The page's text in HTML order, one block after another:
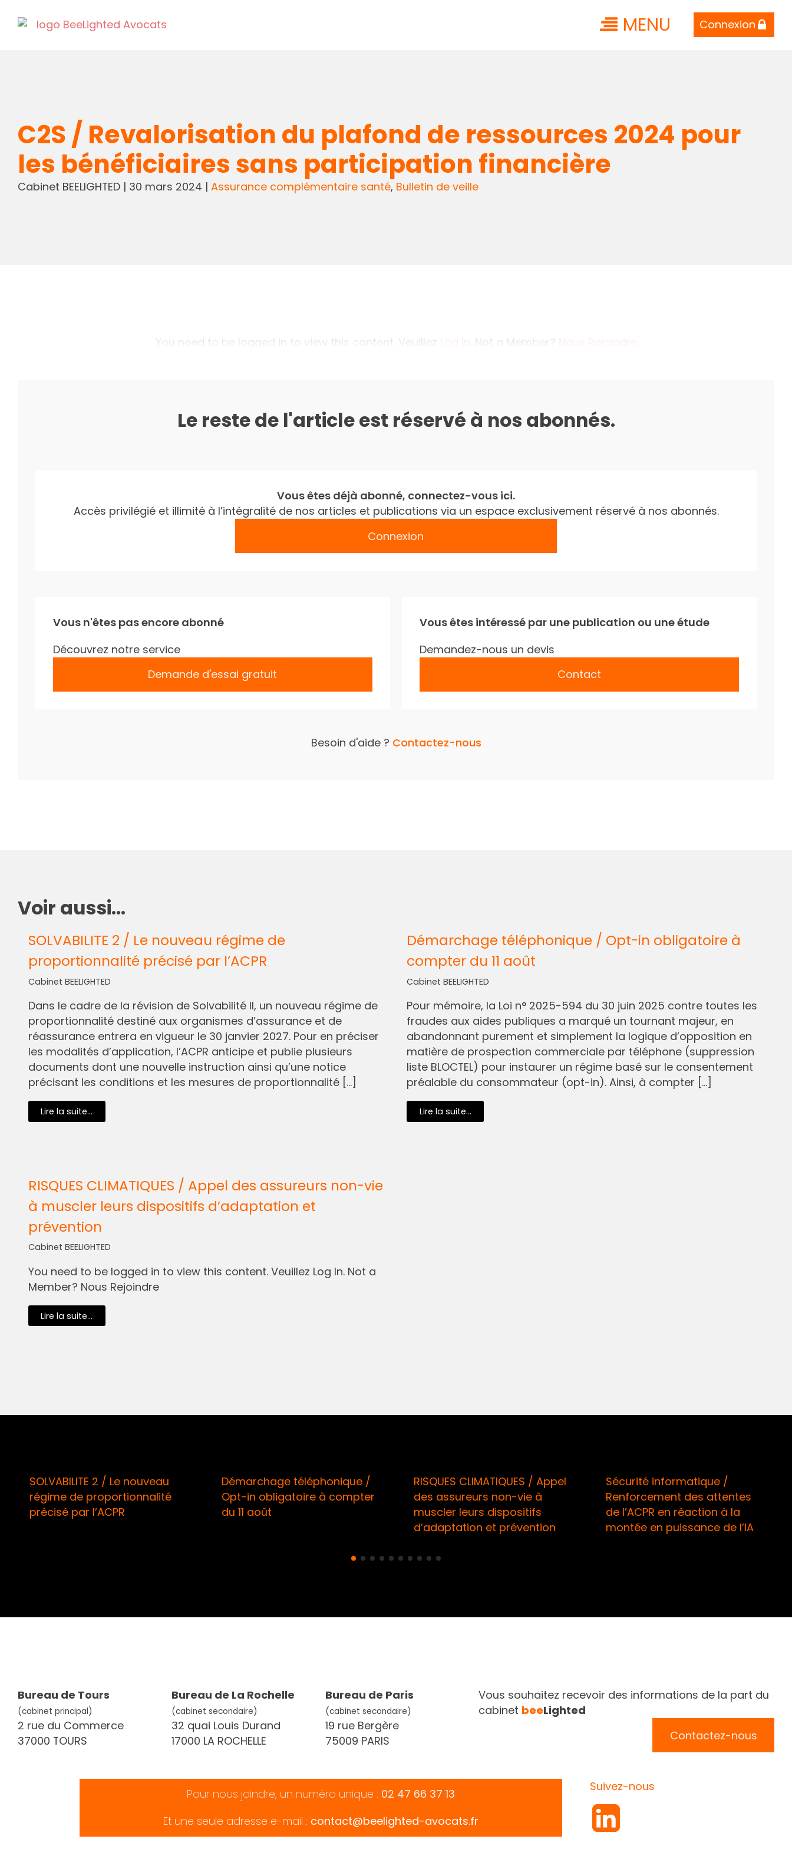
MENU Connexion
C2S / Revalorisation du plafond de ressources 2024 pour
les bénéficiaires sans participation financière
Cabinet BEELIGHTED| 30 mars 2024 | Assurance complémentaire santé, Bulletin de veille
You need to be logged in to view this content. Veuillez . Not a Member?
Le reste de l'article est réservé à nos abonnés.
Vous êtes déjà abonné, connectez-vous ici.
Accès privilégié et illimité à l’intégralité de nos articles et publications via un espace exclusivement réservé à nos abonnés.
Connexion
Vous n'êtes pas encore abonné
Découvrez notre service
Demande d'essai gratuit
Vous êtes intéressé par une publication ou une étude
Demandez-nous un devis
Contact
Besoin d'aide ? Contactez-nous
Voir aussi...
SOLVABILITE 2 / Le nouveau régime de
proportionnalité précisé par l’ACPR
Cabinet BEELIGHTED
Dans le cadre de la révision de Solvabilité II, un nouveau régime de
proportionnalité destiné aux organismes d’assurance et de
réassurance entrera en vigueur le 30 janvier 2027. Pour en préciser
les modalités d’application, l’ACPR anticipe et publie plusieurs
documents dont une nouvelle instruction ainsi qu’une notice
précisant les conditions et les mesures de proportionnalité […]
Lire la suite...
Démarchage téléphonique / Opt-in obligatoire à
compter du 11 août
Cabinet BEELIGHTED
Pour mémoire, la Loi n° 2025-594 du 30 juin 2025 contre toutes les
fraudes aux aides publiques a marqué un tournant majeur, en
abandonnant purement et simplement la logique d’opposition en
matière de prospection commerciale par téléphone (suppression
liste BLOCTEL) pour instaurer un régime basé sur le consentement
préalable du consommateur (opt-in). Ainsi, à compter […]
Lire la suite...
RISQUES CLIMATIQUES / Appel des assureurs non-vie
à muscler leurs dispositifs d’adaptation et
prévention
Cabinet BEELIGHTED
You need to be logged in to view this content. Veuillez Log In. Not a
Member? Nous Rejoindre
Lire la suite...
SOLVABILITE 2 / Le nouveau
régime de proportionnalité
précisé par l’ACPR
Démarchage téléphonique /
Opt-in obligatoire à compter
du 11 août
RISQUES CLIMATIQUES / Appel
des assureurs non-vie à
muscler leurs dispositifs
d’adaptation et prévention
Sécurité informatique /
Renforcement des attentes
de l’ACPR en réaction à la
montée en puissance de l’IA
Bureau de Tours
(cabinet principal)
2 rue du Commerce
37000 TOURS
Bureau de La Rochelle
(cabinet secondaire)
32 quai Louis Durand
17000 LA ROCHELLE
Bureau de Paris
(cabinet secondaire)
19 rue Bergère
75009 PARIS
Vous souhaitez recevoir des informations de la part du
cabinet beeLighted
Contactez-nous
Pour nous joindre, un numéro unique : 02 47 66 37 13
Et une seule adresse e-mail : contact@beelighted-avocats.fr
Suivez-nous